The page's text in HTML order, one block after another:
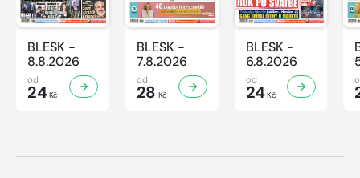
BLESK -
8.8.2026
od
24Kč
BLESK -
7.8.2026
od
28 Kč
BLESK -
6.8.2026
od
24Kč